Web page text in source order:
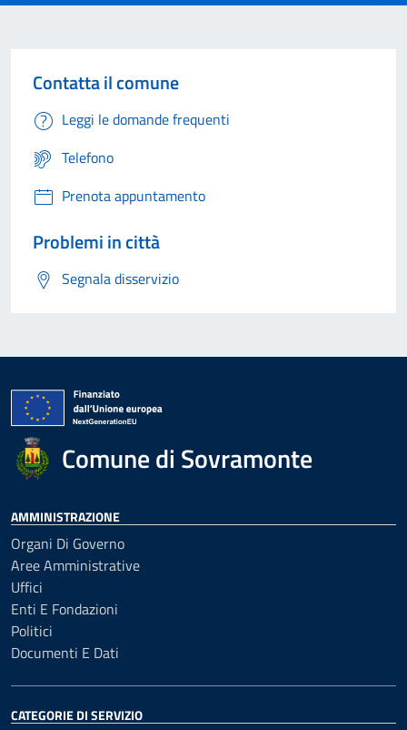
Contatta il comune
Leggi le domande frequenti
Telefono
Prenota appuntamento
Problemi in città
Segnala disservizio
Comune di Sovramonte
AMMINISTRAZIONE
Organi Di Governo
Aree Amministrative
Uffici
Enti E Fondazioni
Politici
Documenti E Dati
CATEGORIE DI SERVIZIO